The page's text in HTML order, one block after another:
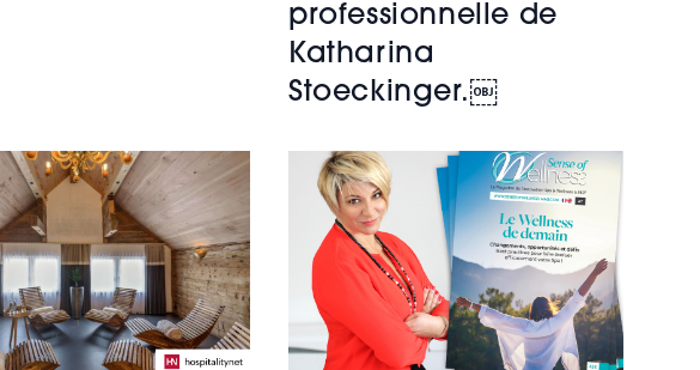
professionnelle de
Katharina
Stoeckinger.￼